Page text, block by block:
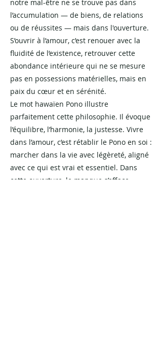
notre mal-être ne se trouve pas dans
l’accumulation — de biens, de relations
ou de réussites — mais dans l'ouverture.
S’ouvrir à l’amour, c’est renouer avec la
fluidité de l’existence, retrouver cette
abondance intérieure qui ne se mesure
pas en possessions matérielles, mais en
paix du cœur et en sérénité.
Le mot hawaïen Pono illustre
parfaitement cette philosophie. Il évoque
l’équilibre, l’harmonie, la justesse. Vivre
dans l’amour, c’est rétablir le Pono en soi :
marcher dans la vie avec légèreté, aligné
avec ce qui est vrai et essentiel. Dans
cette ouverture, le manque s’efface,